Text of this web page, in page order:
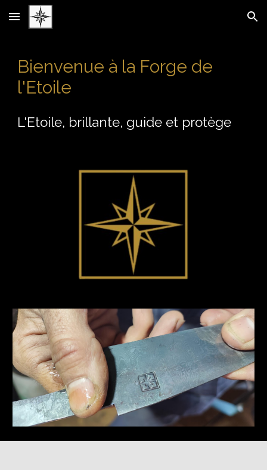
Skip to main content Skip to navigation
Bienvenue à la Forge de
l'Etoile
L'Etoile, brillante, guide et protège